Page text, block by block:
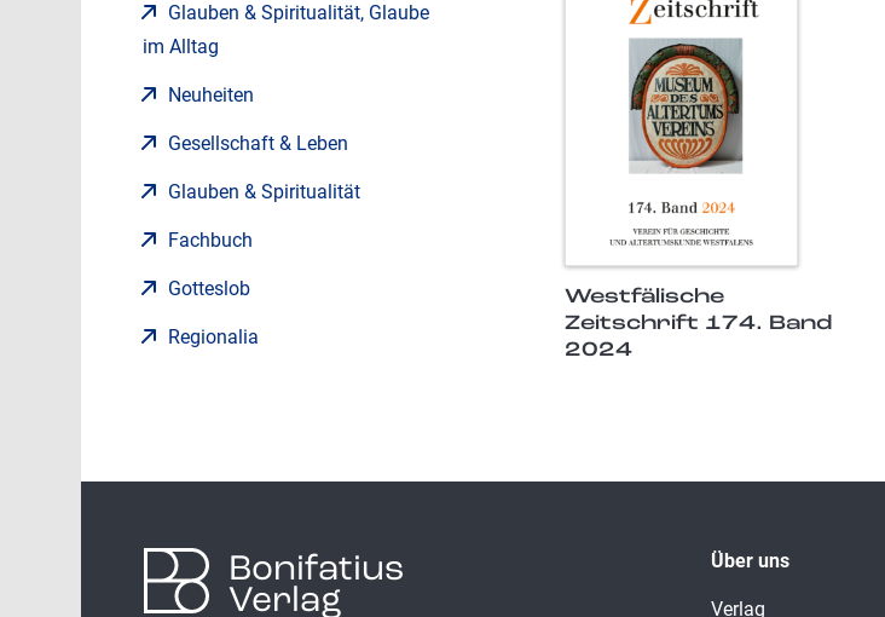
Westfälische
Zeitschrift 174. Band
2024
Glauben & Spiritualität, Glaube
im Alltag
Neuheiten
Gesellschaft & Leben
Glauben & Spiritualität
Fachbuch
Gotteslob
Regionalia
Bonifatius
Verlag
Über uns
Verlag